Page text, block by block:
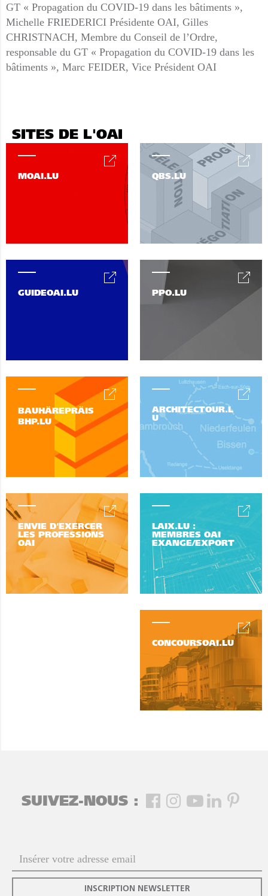
GT « Propagation du COVID-19 dans les bâtiments »,
Michelle FRIEDERICI Présidente OAI, Gilles
CHRISTNACH, Membre du Conseil de l’Ordre,
responsable du GT « Propagation du COVID-19 dans les
bâtiments », Marc FEIDER, Vice Président OAI
SITES DE L'OAI
MOAI.LU QBS.LU
PPO.LU
GUIDEOAI.LU
BAUHÄREPRÄIS
BHP.LU
ARCHITECTOUR.L
U
ENVIE D'EXERCER
LES PROFESSIONS
OAI
LAIX.LU :
MEMBRES OAI
EXANGE/EXPORT
CONCOURSOAI.LU
SUIVEZ-NOUS :
INSCRIPTION NEWSLETTER